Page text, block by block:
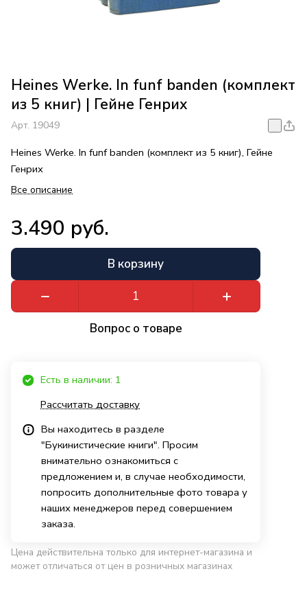
Heines Werke. In funf banden (комплект
из 5 книг) | Гейне Генрих
Арт. 19049
Heines Werke. In funf banden (комплект из 5 книг), Гейне
Генрих
Все описание
3.490 руб.
В корзину
Вопрос о товаре
Есть в наличии: 1
Рассчитать доставку
Вы находитесь в разделе
"Букинистические книги". Просим
внимательно ознакомиться с
предложением и, в случае необходимости,
попросить дополнительные фото товара у
наших менеджеров перед совершением
заказа.
Цена действительна только для интернет-магазина и
может отличаться от цен в розничных магазинах